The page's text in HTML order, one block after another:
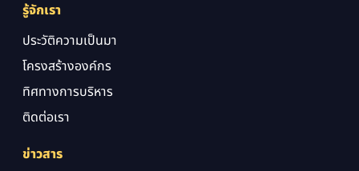
รู้จักเรา
ประวัติความเป็นมา
โครงสร้างองค์กร
ทิศทางการบริหาร
ติดต่อเรา
ข่าวสาร